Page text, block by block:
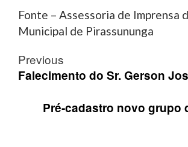
Fonte – Assessoria de Imprensa
Municipal de Pirassununga
Post
navigation
Previous
Falecimento do Sr. Gerson
Pré-cadastro novo grupo